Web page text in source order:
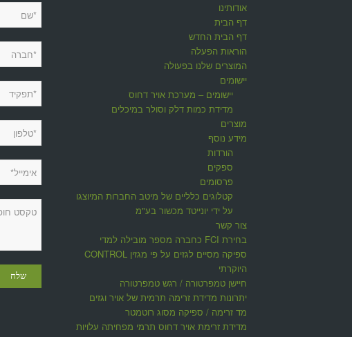
אודותינו
דף הבית
דף הבית החדש
הוראות הפעלה
המוצרים שלנו בפעולה
יישומים
יישומים – מערכת אויר דחוס
מדידת כמות דלק וסולר במיכלים
מוצרים
מידע נוסף
הורדות
ספקים
פרסומים
קטלוגים כלליים של מיטב החברות המיוצגות
על ידי יונייטד מכשור בע"מ
צור קשר
בחירת FCI כחברה מספר מובילה למדי
ספיקה מסיים לגזים על פי מגזין CONTROL
היוקרתי
חיישן טמפרטורה / רגש טמפרטורה
יתרונות מדידת זרימה תרמית של אויר וגזים
מד זרימה / ספיקה מסוג רוטמטר
מדידת זרימת אויר דחוס תרמי מפחיתה עלויות